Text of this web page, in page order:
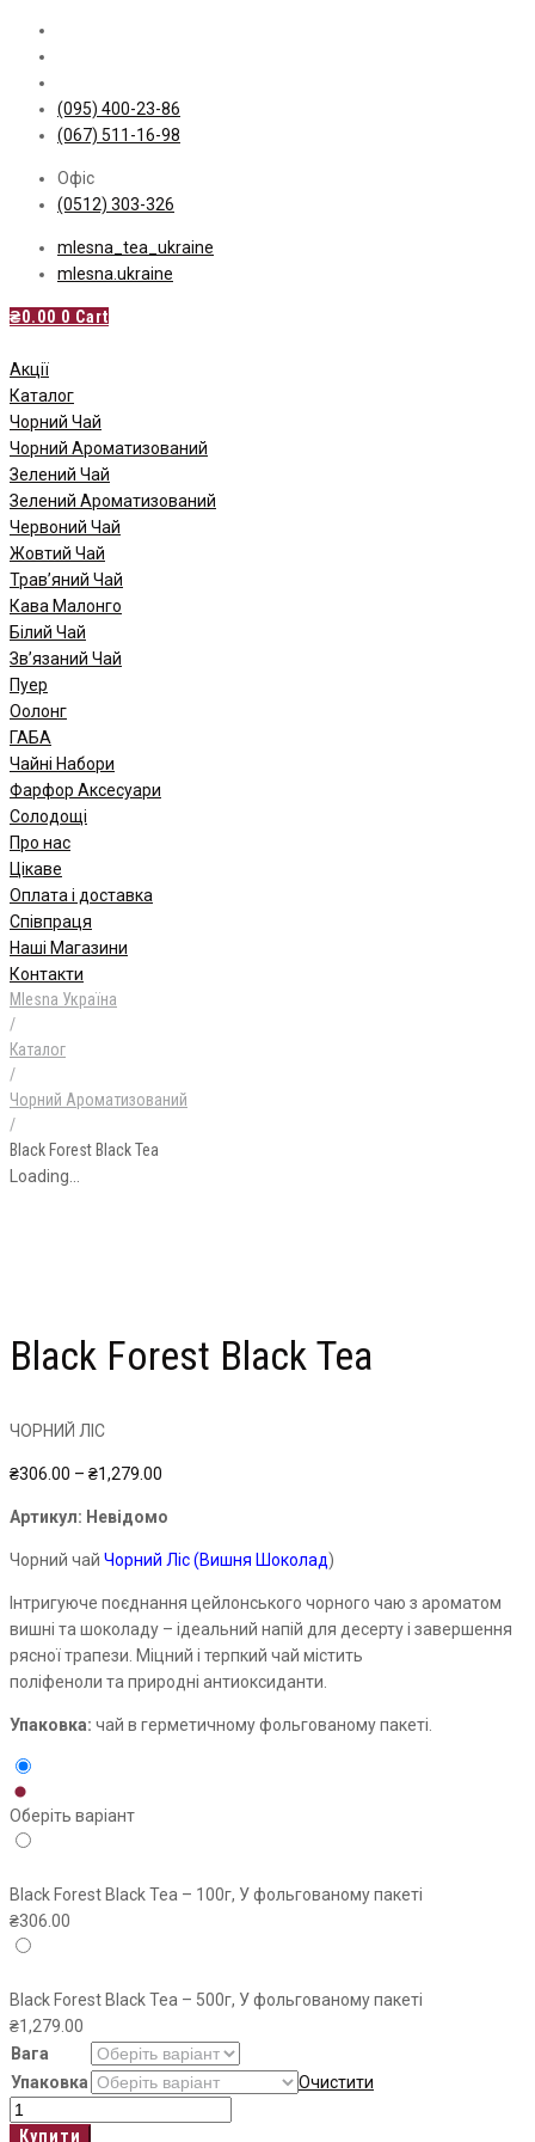
Skip
content
(095) 400-23-86
(067) 511-16-98
Офіс
(0512) 303-326
mlesna_tea_ukraine
mlesna.ukraine
₴0.00 0 Cart
Акції
Каталог
Чорний Чай
Чорний Ароматизований
Зелений Чай
Зелений Ароматизований
Червоний Чай
Жовтий Чай
Трав’яний Чай
Кава Малонго
Білий Чай
Зв’язаний Чай
Пуер
Oолонг
ГАБА
Чайні Набори
Фарфор Аксесуари
Солодощі
Про нас
Цікаве
Оплата і доставка
Співпраця
Наші Магазини
Контакти
Mlesna Україна
/
Каталог
/
Чорний Ароматизований
/
Black Forest Black Tea
Loading...
Black Forest Black Tea
ЧОРНИЙ ЛІС
₴306.00 – ₴1,279.00
₴306.00
through
Артикул: Невідомо
Чорний чай Чорний Ліс (Вишня Шоколад)
Інтригуюче поєднання цейлонського чорного чаю з ароматом
вишні та шоколаду – ідеальний напій для десерту і завершення
рясної трапези. Міцний і терпкий чай містить
поліфеноли та природні антиоксиданти.
Упаковка: чай в герметичному фольгованому пакеті.
Оберіть варіант
Black Forest Black Tea – 100г, У фольгованому пакеті
₴306.00
Black Forest Black Tea – 500г, У фольгованому пакеті
₴1,279.00
Вага
Упаковка
Очистити
Black
Forest
Купити